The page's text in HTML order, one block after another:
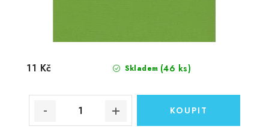
Skladem (46 ks)
11 Kč